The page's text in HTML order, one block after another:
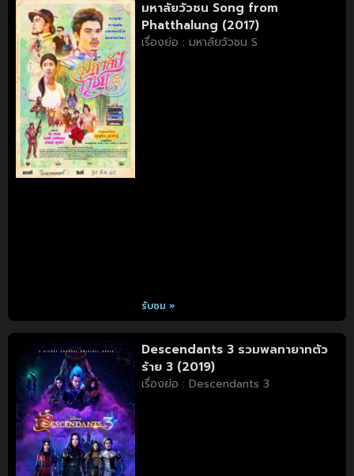
มหาลัยวัวชน Song from
Phatthalung (2017)
เรื่องย่อ : มหาลัยวัวชน S
รับชม »
Descendants 3 รวมพลทายาทตัว
ร้าย 3 (2019)
เรื่องย่อ : Descendants 3